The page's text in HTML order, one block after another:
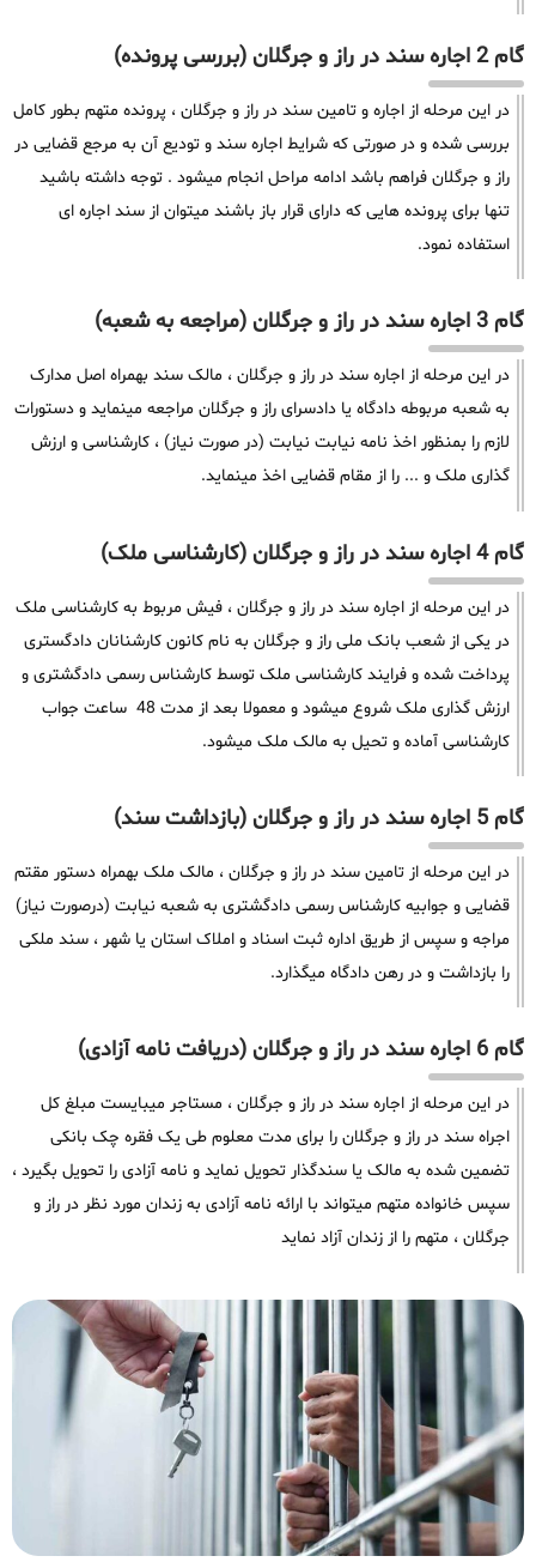
گام 2 اجاره سند در راز و جرگلان (بررسی پرونده)
در این مرحله از اجاره و تامین سند در راز و جرگلان ، پرونده متهم بطور کامل
بررسی شده و در صورتی که شرایط اجاره سند و تودیع آن به مرجع قضایی در
راز و جرگلان فراهم باشد ادامه مراحل انجام میشود . توجه داشته باشید
تنها برای پرونده هایی که دارای قرار باز باشند میتوان از سند اجاره ای
استفاده نمود.
گام 3 اجاره سند در راز و جرگلان (مراجعه به شعبه)
در این مرحله از اجاره سند در راز و جرگلان ، مالک سند بهمراه اصل مدارک
به شعبه مربوطه دادگاه یا دادسرای راز و جرگلان مراجعه مینماید و دستورات
لازم را بمنظور اخذ نامه نیابت نیابت (در صورت نیاز) ، کارشناسی و ارزش
گذاری ملک و ... را از مقام قضایی اخذ مینماید.
گام 4 اجاره سند در راز و جرگلان (کارشناسی ملک)
در این مرحله از اجاره سند در راز و جرگلان ، فیش مربوط به کارشناسی ملک
در یکی از شعب بانک ملی راز و جرگلان به نام کانون کارشنانان دادگستری
پرداخت شده و فرایند کارشناسی ملک توسط کارشناس رسمی دادگشتری و
ارزش گذاری ملک شروع میشود و معمولا بعد از مدت 48 ساعت جواب
کارشناسی آماده و تحیل به مالک ملک میشود.
گام 5 اجاره سند در راز و جرگلان (بازداشت سند)
در این مرحله از تامین سند در راز و جرگلان ، مالک ملک بهمراه دستور مقتم
قضایی و جوابیه کارشناس رسمی دادگشتری به شعبه نیابت (درصورت نیاز)
مراجه و سپس از طریق اداره ثبت اسناد و املاک استان یا شهر ، سند ملکی
را بازداشت و در رهن دادگاه میگذارد.
گام 6 اجاره سند در راز و جرگلان (دریافت نامه آزادی)
در این مرحله از اجاره سند در راز و جرگلان ، مستاجر میبایست مبلغ کل
اجراه سند در راز و جرگلان را برای مدت معلوم طی یک فقره چک بانکی
تضمین شده به مالک یا سندگذار تحویل نماید و نامه آزادی را تحویل بگیرد ،
سپس خانواده متهم میتواند با ارائه نامه آزادی به زندان مورد نظر در راز و
جرگلان ، متهم را از زندان آزاد نماید